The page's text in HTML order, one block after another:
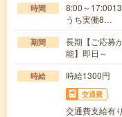
時間
8:00～
うち実働8…
期間
長期【ご応募
能】即日～
時給 時給1300円
交通費
交通費支給有り